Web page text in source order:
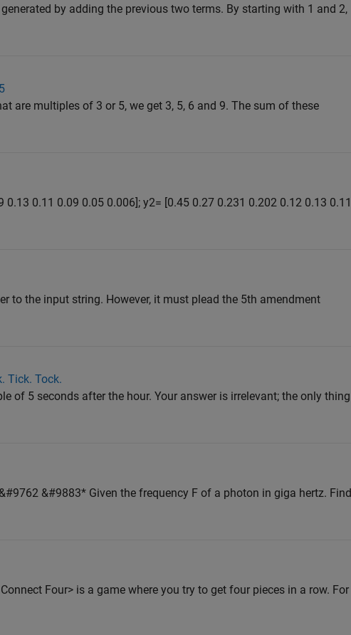
by adding the previous two terms. By starting with 1 and 2,
are multiples of 3 or 5, we get 3, 5, 6 and 9. The sum of these
0.11 0.09 0.05 0.006]; y2= [0.45 0.27 0.231 0.202 0.12 0.13 0.11
to the input string. However, it must plead the 5th amendment
Tick. Tock.
of 5 seconds after the hour. Your answer is irrelevant; the only thing
&#9883* Given the frequency F of a photon in giga hertz. Find
Four> is a game where you try to get four pieces in a row. For